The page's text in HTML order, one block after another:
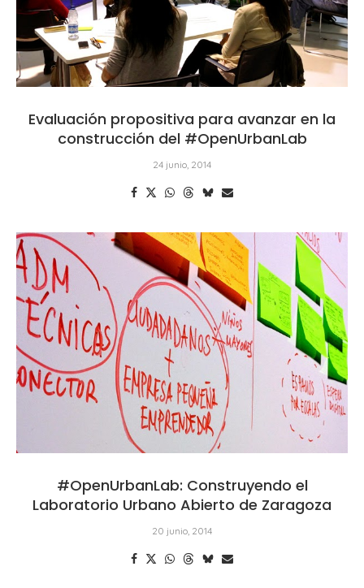
Evaluación propositiva para avanzar en la
construcción del #OpenUrbanLab
24 junio, 2014
#OpenUrbanLab: Construyendo el
Laboratorio Urbano Abierto de Zaragoza
20 junio, 2014